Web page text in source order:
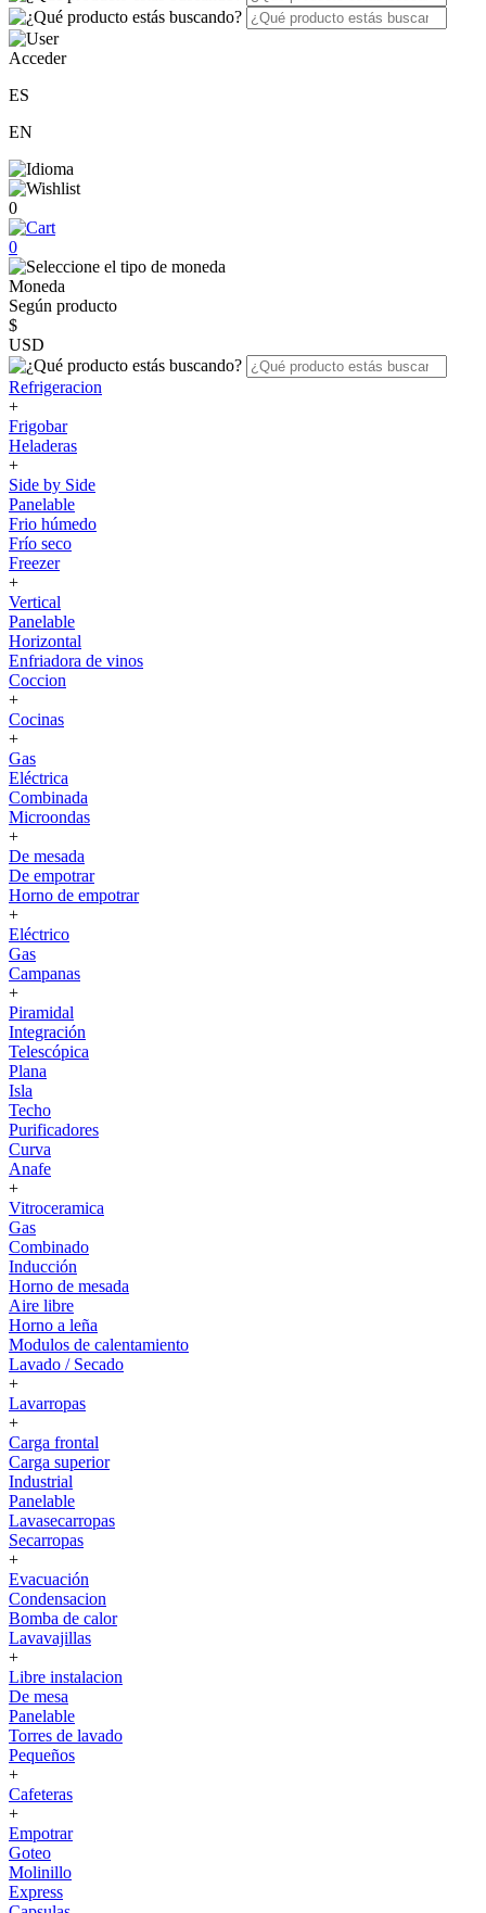
Acceder
ES
EN
0
0
Moneda
Según producto
$
USD
Refrigeracion
+
Frigobar
Heladeras
+
Side by Side
Panelable
Frio húmedo
Frío seco
Freezer
+
Vertical
Panelable
Horizontal
Enfriadora de vinos
Coccion
+
Cocinas
+
Gas
Eléctrica
Combinada
Microondas
+
De mesada
De empotrar
Horno de empotrar
+
Eléctrico
Gas
Campanas
+
Piramidal
Integración
Telescópica
Plana
Isla
Techo
Purificadores
Curva
Anafe
+
Vitroceramica
Gas
Combinado
Inducción
Horno de mesada
Aire libre
Horno a leña
Modulos de calentamiento
Lavado / Secado
+
Lavarropas
+
Carga frontal
Carga superior
Industrial
Panelable
Lavasecarropas
Secarropas
+
Evacuación
Condensacion
Bomba de calor
Lavavajillas
+
Libre instalacion
De mesa
Panelable
Torres de lavado
Pequeños
+
Cafeteras
+
Empotrar
Goteo
Molinillo
Express